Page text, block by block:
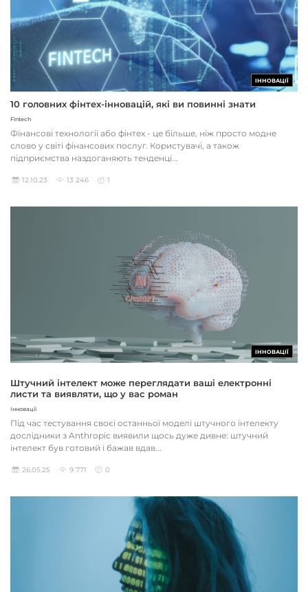
ІННОВАЦІЇ
10 головних фінтех-інновацій, які ви повинні знати
Fintech
Фінансові технології або фінтех - це більше, ніж просто модне
слово у світі фінансових послуг. Користувачі, а також
підприємства наздоганяють тенденці...
12.10.23 13 246 1
ІННОВАЦІЇ
Штучний інтелект може переглядати ваші електронні
листи та виявляти, що у вас роман
Інновації
Під час тестування своєї останньої моделі штучного інтелекту
дослідники з Anthropic виявили щось дуже дивне: штучний
інтелект був готовий і бажав вдав...
26.05.25 9 771 0